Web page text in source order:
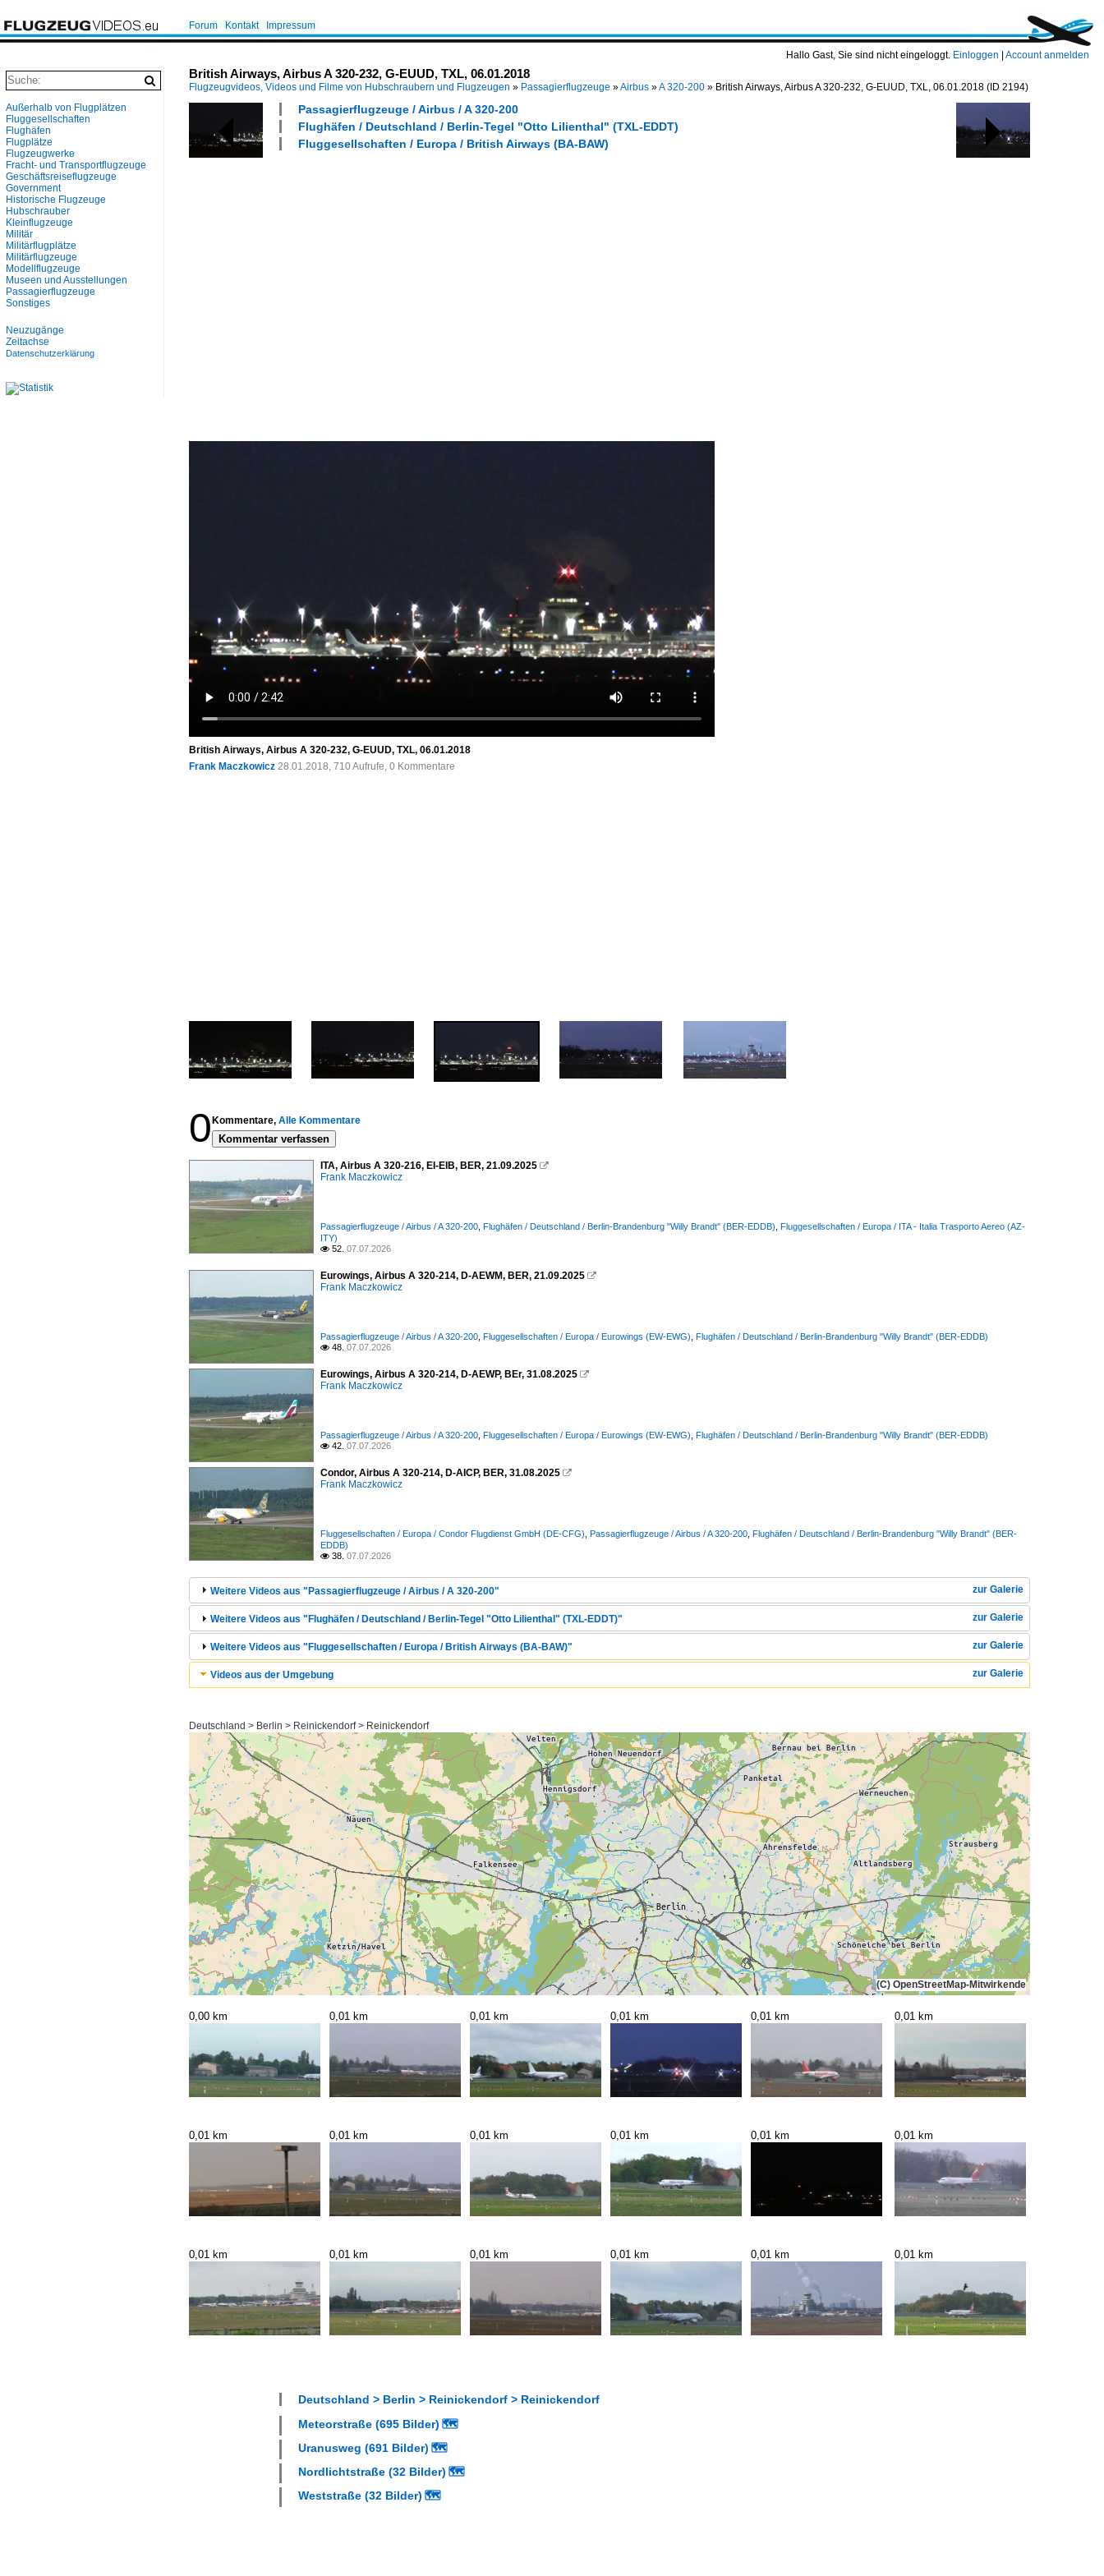
Hallo Gast, Sie sind nicht eingeloggt. Einloggen Account anmelden
Forum Kontakt Impressum
British Airways, Airbus A 320-232, G-EUUD, TXL, 06.01.2018
Flugzeugvideos, Videos und Filme von Hubschraubern und Flugzeugen » Passagierflugzeuge »Airbus »A 320-200 » British Airways, Airbus A 320-232, G-EUUD, TXL, 06.01.2018 (ID 2194)
Passagierflugzeuge / Airbus / A 320-200
Flughäfen / Deutschland / Berlin-Tegel "Otto Lilienthal" (TXL-EDDT)
Fluggesellschaften / Europa / British Airways (BA-BAW)
British Airways, Airbus A 320-232, G-EUUD, TXL, 06.01.2018
Frank Maczkowicz 28.01.2018, 710 Aufrufe, 0 Kommentare
0 Kommentare, Alle Kommentare
Kommentar verfassen
ITA, Airbus A 320-216, EI-EIB, BER, 21.09.2025 
Frank Maczkowicz
Passagierflugzeuge / Airbus / A 320-200 Flughäfen / Deutschland / Berlin-Brandenburg "Willy Brandt" (BER-EDDB) Fluggesellschaften / Europa / ITA - Italia Trasporto Aereo (AZ-
ITY)
 52. 07.07.2026
Eurowings, Airbus A 320-214, D-AEWM, BER, 21.09.2025 
Frank Maczkowicz
Passagierflugzeuge / Airbus / A 320-200 Fluggesellschaften / Europa / Eurowings (EW-EWG) Flughäfen / Deutschland / Berlin-Brandenburg "Willy Brandt" (BER-EDDB)
 48. 07.07.2026
Eurowings, Airbus A 320-214, D-AEWP, BEr, 31.08.2025 
Frank Maczkowicz
Passagierflugzeuge / Airbus / A 320-200 Fluggesellschaften / Europa / Eurowings (EW-EWG) Flughäfen / Deutschland / Berlin-Brandenburg "Willy Brandt" (BER-EDDB)
 42. 07.07.2026
Condor, Airbus A 320-214, D-AICP, BER, 31.08.2025 
Frank Maczkowicz
Fluggesellschaften / Europa / Condor Flugdienst GmbH (DE-CFG) Passagierflugzeuge / Airbus / A 320-200 Flughäfen / Deutschland / Berlin-Brandenburg "Willy Brandt" (BER-
EDDB)
 38. 07.07.2026
zur Galerie
Weitere Videos aus "Passagierflugzeuge / Airbus / A 320-200"
zur Galerie
Weitere Videos aus "Flughäfen / Deutschland / Berlin-Tegel "Otto Lilienthal" (TXL-EDDT)"
zur Galerie
Weitere Videos aus "Fluggesellschaften / Europa / British Airways (BA-BAW)"
zur Galerie
Videos aus der Umgebung
Deutschland > Berlin > Reinickendorf > Reinickendorf
(C) OpenStreetMap-Mitwirkende
0,00 km 0,01 km 0,01 km 0,01 km 0,01 km 0,01 km
0,01 km 0,01 km 0,01 km 0,01 km 0,01 km 0,01 km
0,01 km 0,01 km 0,01 km 0,01 km 0,01 km 0,01 km
Deutschland > Berlin > Reinickendorf > Reinickendorf
Meteorstraße (695 Bilder) 🗺
Uranusweg (691 Bilder) 🗺
Nordlichtstraße (32 Bilder) 🗺
Weststraße (32 Bilder) 🗺
Außerhalb von Flugplätzen
Fluggesellschaften
Flughäfen
Flugplätze
Flugzeugwerke
Fracht- und Transportflugzeuge
Geschäftsreiseflugzeuge
Government
Historische Flugzeuge
Hubschrauber
Kleinflugzeuge
Militär
Militärflugplätze
Militärflugzeuge
Modellflugzeuge
Museen und Ausstellungen
Passagierflugzeuge
Sonstiges
Neuzugänge
Zeitachse
Datenschutzerklärung